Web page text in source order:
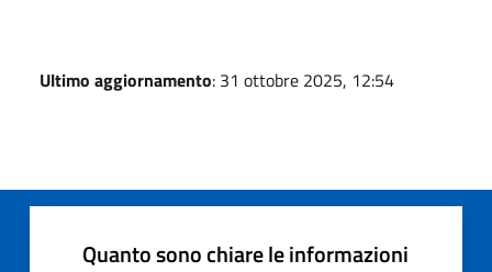
Ultimo aggiornamento: 31 ottobre 2025, 12:54
Quanto sono chiare le informazioni